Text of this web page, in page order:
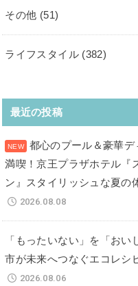
その他 (51)
ライフスタイル (382)
最近の投稿
都心のプール＆豪華
満喫！京王プラザホテル『
ン』スタイリッシュな夏の
2026.08.08
「もったいない」を「お
市が未来へつなぐエコレシ
2026.08.06